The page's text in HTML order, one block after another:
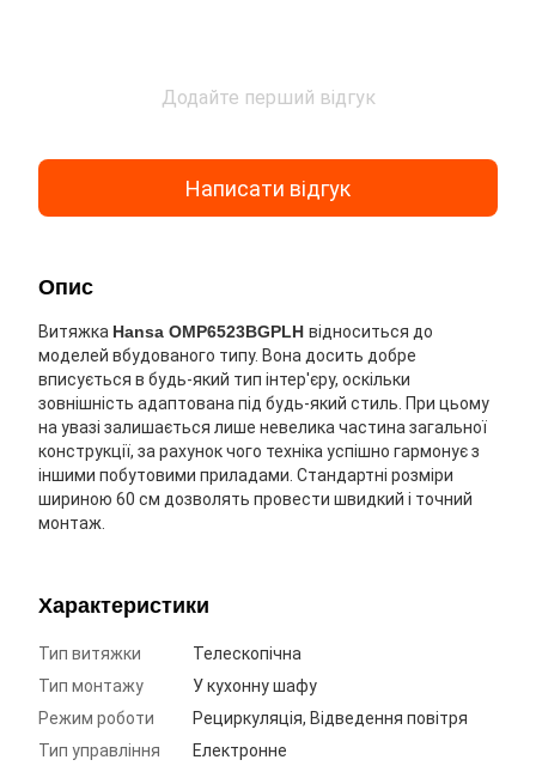
Додайте перший відгук
Написати відгук
Опис
Витяжка Hansa OMP6523BGPLH відноситься до
моделей вбудованого типу. Вона досить добре
вписується в будь-який тип інтер'єру, оскільки
зовнішність адаптована під будь-який стиль. При цьому
на увазі залишається лише невелика частина загальної
конструкції, за рахунок чого техніка успішно гармонує з
іншими побутовими приладами. Стандартні розміри
шириною 60 см дозволять провести швидкий і точний
монтаж.
Характеристики
Тип витяжки
Телескопічна
Тип монтажу
У кухонну шафу
Режим роботи
Рециркуляція, Відведення повітря
Тип управління
Електронне